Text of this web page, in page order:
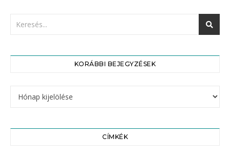
KORÁBBI BEJEGYZÉSEK
CÍMKÉK